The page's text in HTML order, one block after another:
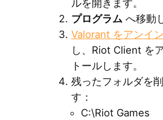
ルを開きます。
プログラムへ移動
Valorant をアンイ
し、Riot Client を
トールします。
残ったフォルダを
す：
C:\Riot Games